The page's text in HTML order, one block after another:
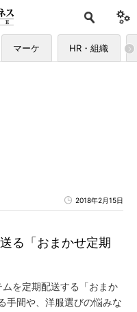
マーケ HR・組織
2018年2月15日
る「おまかせ定期
を定期配送する「おまか
手間や、洋服選びの悩みな